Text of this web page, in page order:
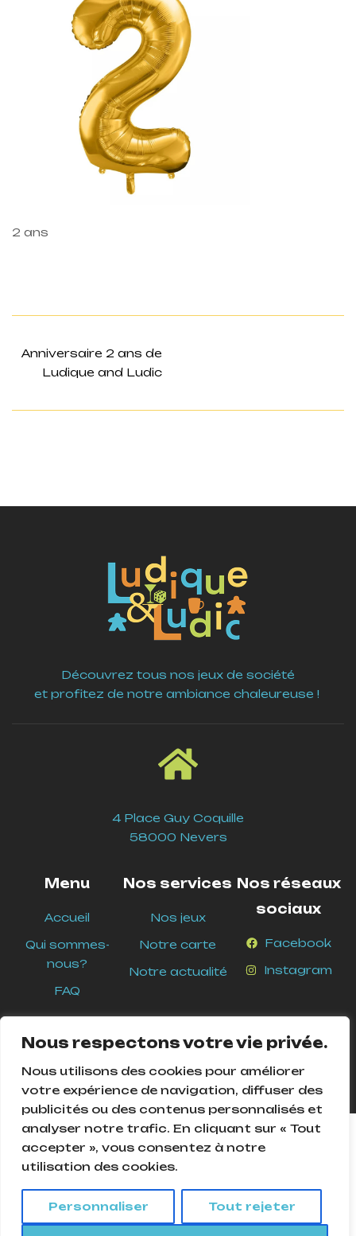
Nous respectons votre vie privée.
Nous utilisons des cookies pour améliorer
votre expérience de navigation, diffuser des
publicités ou des contenus personnalisés et
analyser notre trafic. En cliquant sur « Tout
accepter », vous consentez à notre
utilisation des cookies.
Personnaliser Tout rejeter
2 ans
Anniversaire 2 ans de
Ludique and Ludic
Découvrez tous nos jeux de société
et profitez de notre ambiance chaleureuse !
4 Place Guy Coquille
58000 Nevers
Menu
Accueil
Qui sommes-
nous?
FAQ
Nos services
Nos jeux
Notre carte
Notre actualité
Nos réseaux
sociaux
Facebook
Instagram
Création
Agence Mycom
Cookies Pour assurer le bon fonctionnement de ce site, nous
devons parfois enregistrer de petits fichiers de données sur
web font de même.